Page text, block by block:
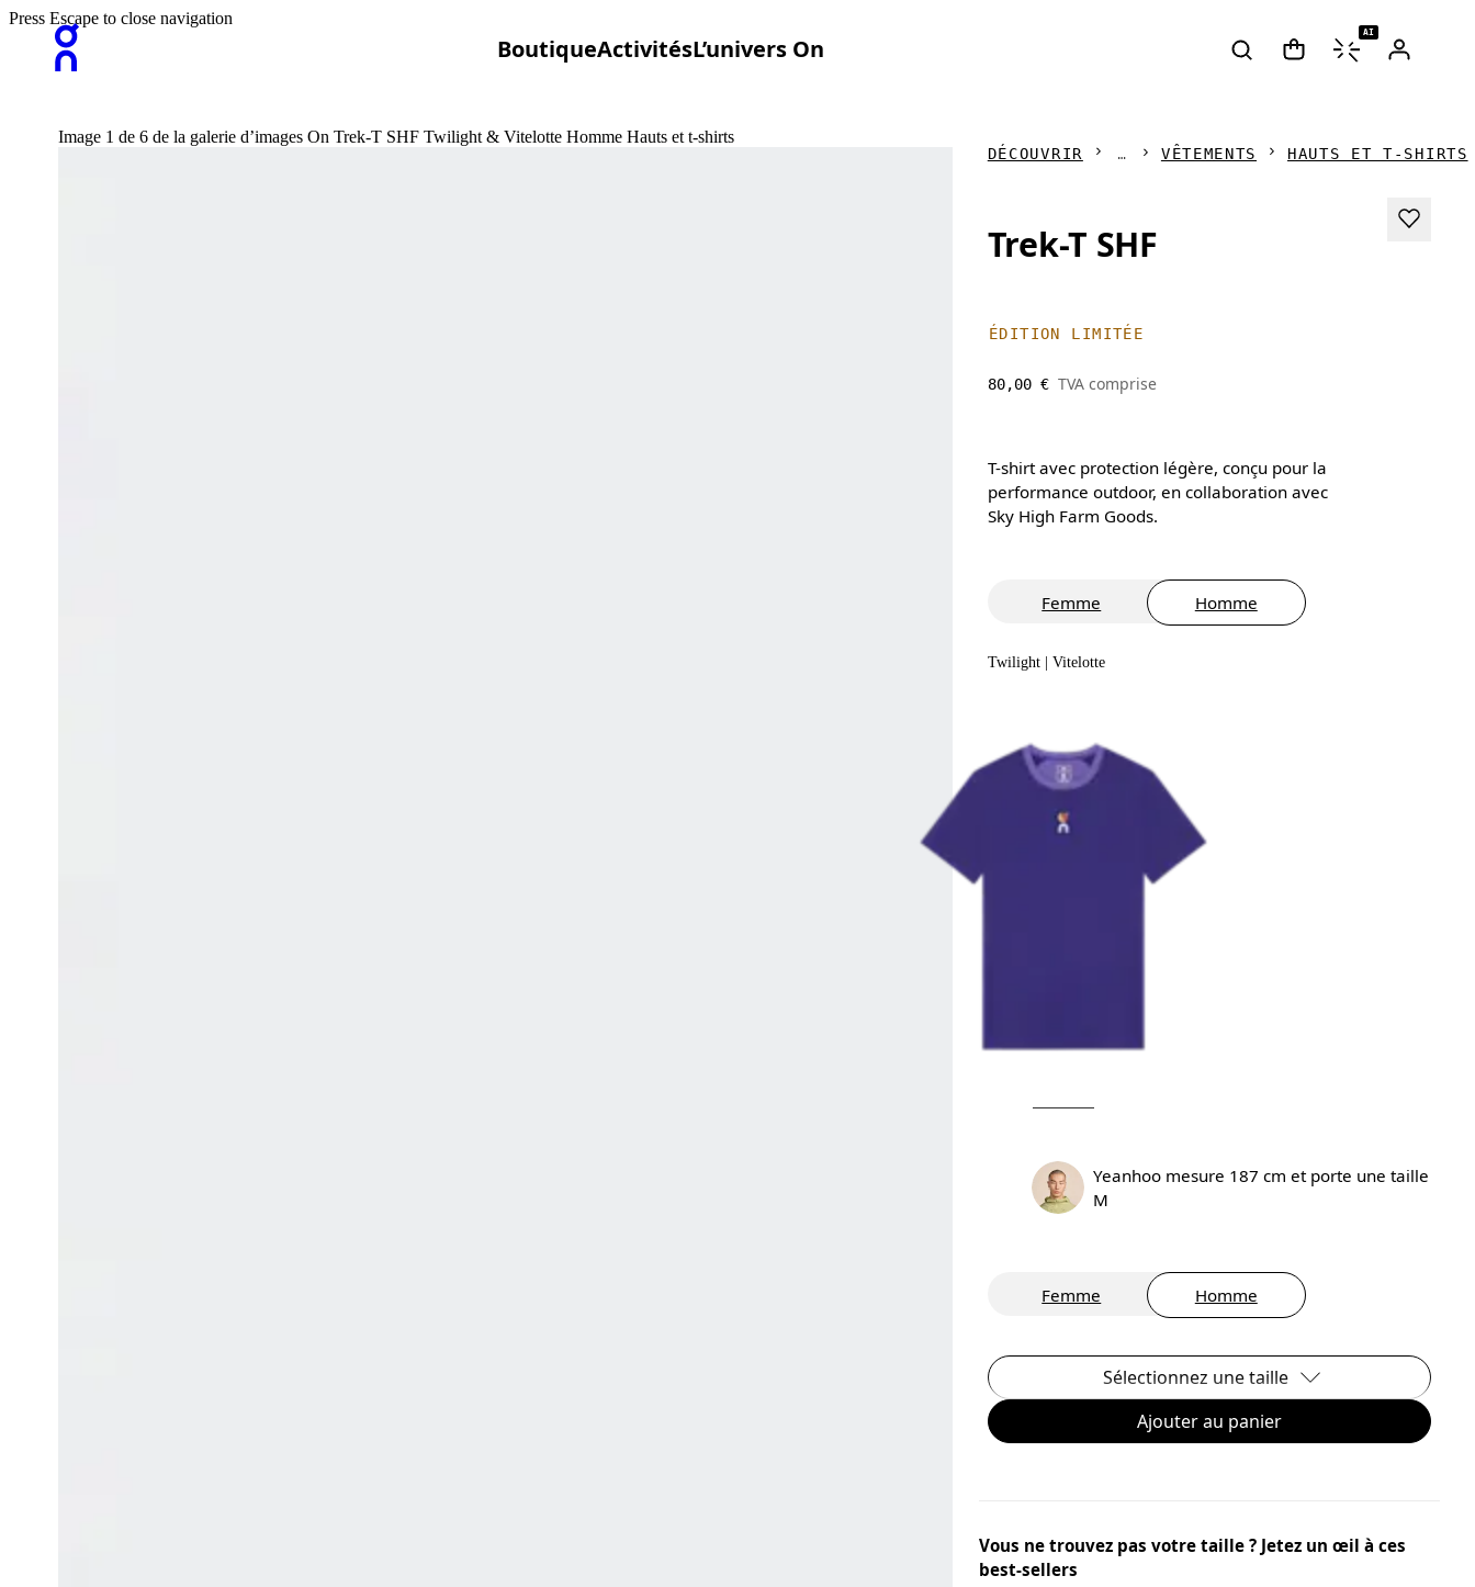
BoutiqueActivitésL’univers On
AI
Press Escape to close navigation
Image 1 de 6 de la galerie d’images On Trek-T SHF Twilight & Vitelotte Homme Hauts et t-shirts
DÉCOUVRIR VÊTEMENTS HAUTS ET T-SHIRTS
Trek-T SHF
ÉDITION LIMITÉE
80,00 € TVA comprise
T-shirt avec protection légère, conçu pour la
performance outdoor, en collaboration avec
Sky High Farm Goods.
Femme Homme
Twilight | Vitelotte
Yeanhoo mesure 187 cm et porte une taille
M
Femme Homme
Sélectionnez une taille
Ajouter au panier
Vous ne trouvez pas votre taille ? Jetez un œil à ces
best-sellers